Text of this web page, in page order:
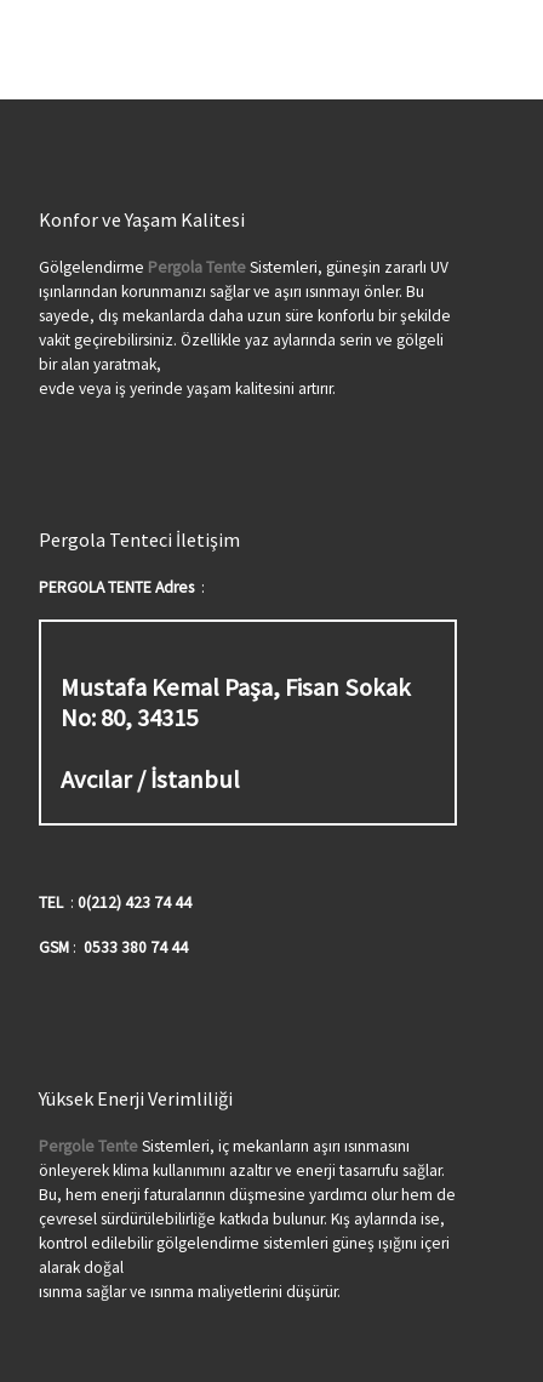
Konfor ve Yaşam Kalitesi
Gölgelendirme Pergola TenteSistemleri, güneşin zararlı UV
ışınlarından korunmanızı sağlar ve aşırı ısınmayı önler. Bu
sayede, dış mekanlarda daha uzun süre konforlu bir şekilde
vakit geçirebilirsiniz. Özellikle yaz aylarında serin ve gölgeli
bir alan yaratmak,
evde veya iş yerinde yaşam kalitesini artırır.
Pergola Tenteci İletişim
PERGOLA TENTE Adres:
Mustafa Kemal Paşa, Fisan Sokak
No: 80, 34315
Avcılar / İstanbul
TEL : 0(212) 423 74 44
GSM: 0533 380 74 44
Yüksek Enerji Verimliliği
Pergole TenteSistemleri, iç mekanların aşırı ısınmasını
önleyerek klima kullanımını azaltır ve enerji tasarrufu sağlar.
Bu, hem enerji faturalarının düşmesine yardımcı olur hem de
çevresel sürdürülebilirliğe katkıda bulunur. Kış aylarında ise,
kontrol edilebilir gölgelendirme sistemleri güneş ışığını içeri
alarak doğal
ısınma sağlar ve ısınma maliyetlerini düşürür.